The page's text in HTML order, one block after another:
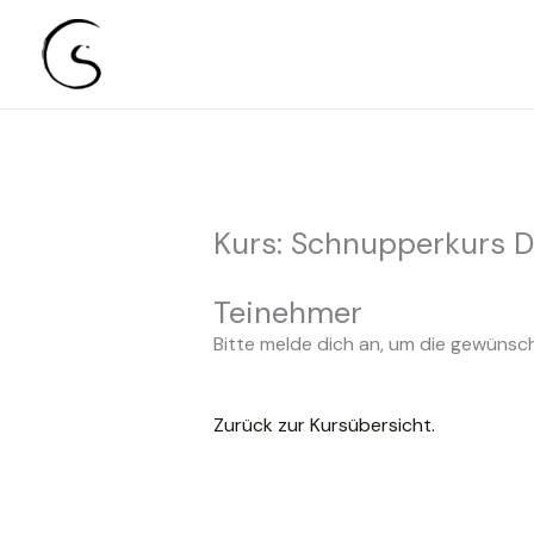
Kurs: Schnupperkurs
Teinehmer
Bitte melde dich an, um die
Zurück zur Kursübersicht.